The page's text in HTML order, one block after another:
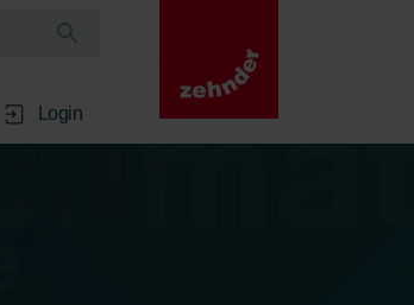
Login